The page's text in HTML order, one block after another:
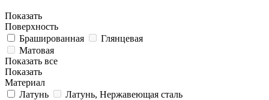
Показать
Поверхность
Брашированная
Глянцевая
Матовая
Показать все
Показать
Материал
Латунь
Латунь, Нержавеющая сталь